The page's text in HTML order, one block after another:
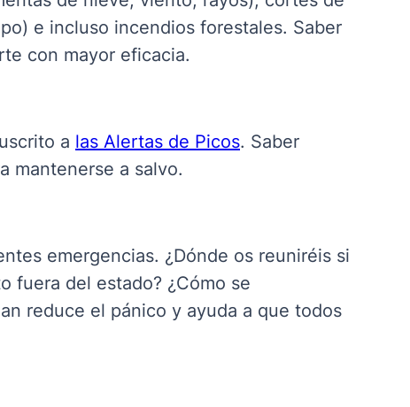
e incluso incendios forestales. Saber
con mayor eficacia.
a las Alertas de Picos. Saber
mantenerse a salvo.
emergencias. ¿Dónde os reuniréis si
fuera del estado? ¿Cómo se
reduce el pánico y ayuda a que todos